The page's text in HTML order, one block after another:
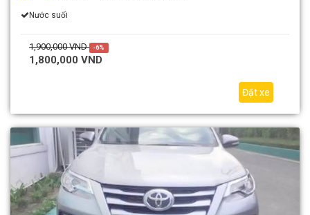
Nước suối
1,900,000 VND -6%
1,800,000 VND
Đặt xe